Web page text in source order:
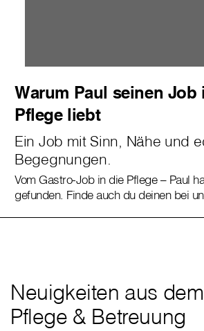
Warum Paul seinen Job
Pflege liebt
Ein Job mit Sinn, Nähe und
Begegnungen.
Vom Gastro-Job in die Pflege – Paul
gefunden. Finde auch du deinen bei
Neuigkeiten aus
Pflege & Betreuung